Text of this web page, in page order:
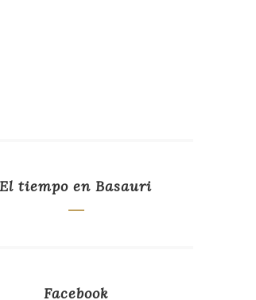
El tiempo en Basauri
Facebook